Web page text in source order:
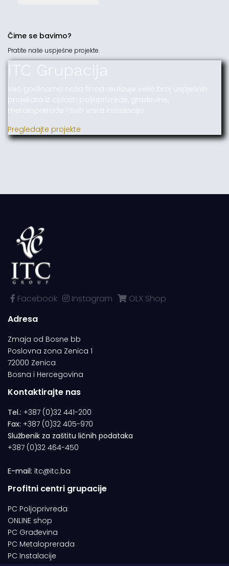
Čime se bavimo?
Pratite naše uspješne projekte.
ITC Grupacija
Već godinama naša firma realizuje veliki broj uspješnih
projekata iz oblasti poljoprivrede, građevine,
metaloprerade i svih vrsta instalacija.
Pregledajte projekte
Facebook Instagram
OLX Shop
Adresa
Zmaja od Bosne bb
Poslovna zona Zenica 1
72000 Zenica
Bosna i Hercegovina
Kontaktirajte nas
Tel.: +387 (0)32 441-200
Fax: +387 (0)32 405-970
Službenik za zaštitu ličnih podataka
+387 (0)32 464-450
E-mail: itc@itc.ba
Profitni centri grupacije
PC Poljoprivreda
ONLINE shop
PC Građevina
PC Metaloprerada
PC Instalacije